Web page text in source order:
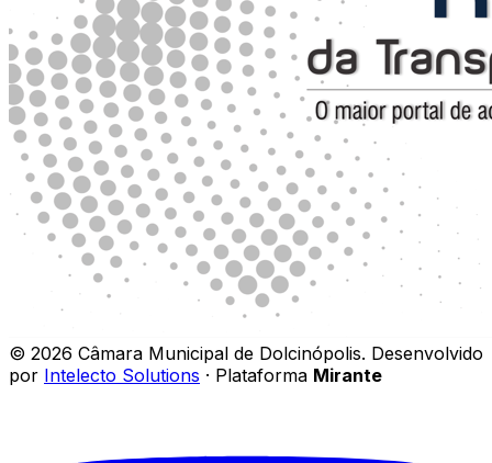
© 2026 Câmara Municipal de Dolcinópolis. Desenvolvido
por Intelecto Solutions · Plataforma Mirante